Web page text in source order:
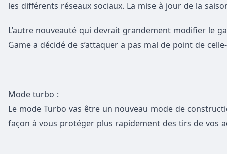
les différents réseaux sociaux. La mise à jour de la
L’autre nouveauté qui devrait grandement modifier le
Game a décidé de s’attaquer a pas mal de point de
Mode turbo :
Le mode Turbo vas être un nouveau mode de
façon à vous protéger plus rapidement des tirs de vos